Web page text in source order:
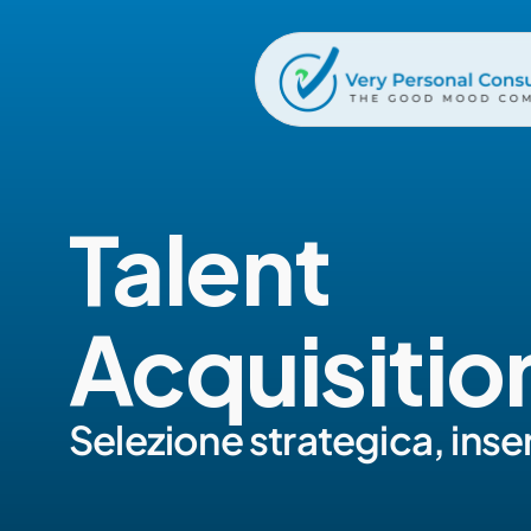
Talent
Selezione strategica,